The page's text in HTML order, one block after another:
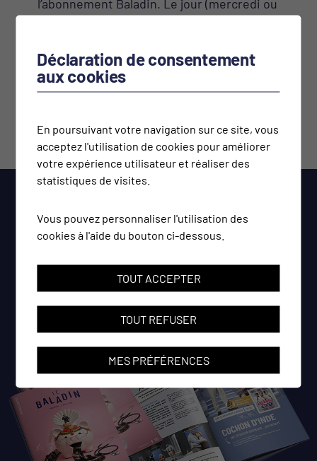
l’abonnement Baladin. Le jour (mercredi ou
sont prioritaires dans l’octroi des places.
PDF
PROGRAMME
2026-2027
Déclaration de consentement
aux cookies
En poursuivant votre navigation sur ce site, vous
acceptez l'utilisation de cookies pour améliorer
votre expérience utilisateur et réaliser des
statistiques de visites.
Vous pouvez personnaliser l'utilisation des
cookies à l'aide du bouton ci-dessous.
TOUT ACCEPTER
TOUT REFUSER
MES PRÉFÉRENCES